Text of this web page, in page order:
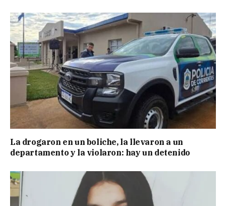
La drogaron en un boliche, la llevaron a un
departamento y la violaron: hay un detenido